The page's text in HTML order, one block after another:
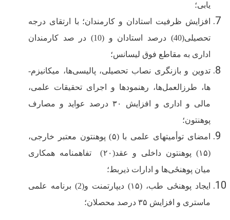
یابی؛
افزایش ظرفیت استادان و کارمندان؛ با ارتقای درجه
تحصیلی(40) درصد استادان و (10) در صد کارمندان
اداری به مقاطع فوق لیسانس؛
تدوین و بازنگری نصاب تحصیلی، پالیسی‌ها، میکانیزم­
ها، طرزالعمل‌ها، رهنمود­ها و اجرای تحقیقات علمی،
مالی و اداری و افزایش ۳۰ درصد عواید و مصارف
پوهنتون؛
امضای توأمیت­های علمی با (۵) پوهنتون معتبر خارجی،
(۱۵) پوهنتون داخلی و عقد(۲۰) تفاهمنامه همکاری
میان پوهنحٔی‌ها و ادارات ذیربط؛
ایجاد پوهنحٔی طب، (۱۵) دیپارتمنت و(2) برنامه علمی
ماستری و افزایش ۳۵ درصد محصلان؛